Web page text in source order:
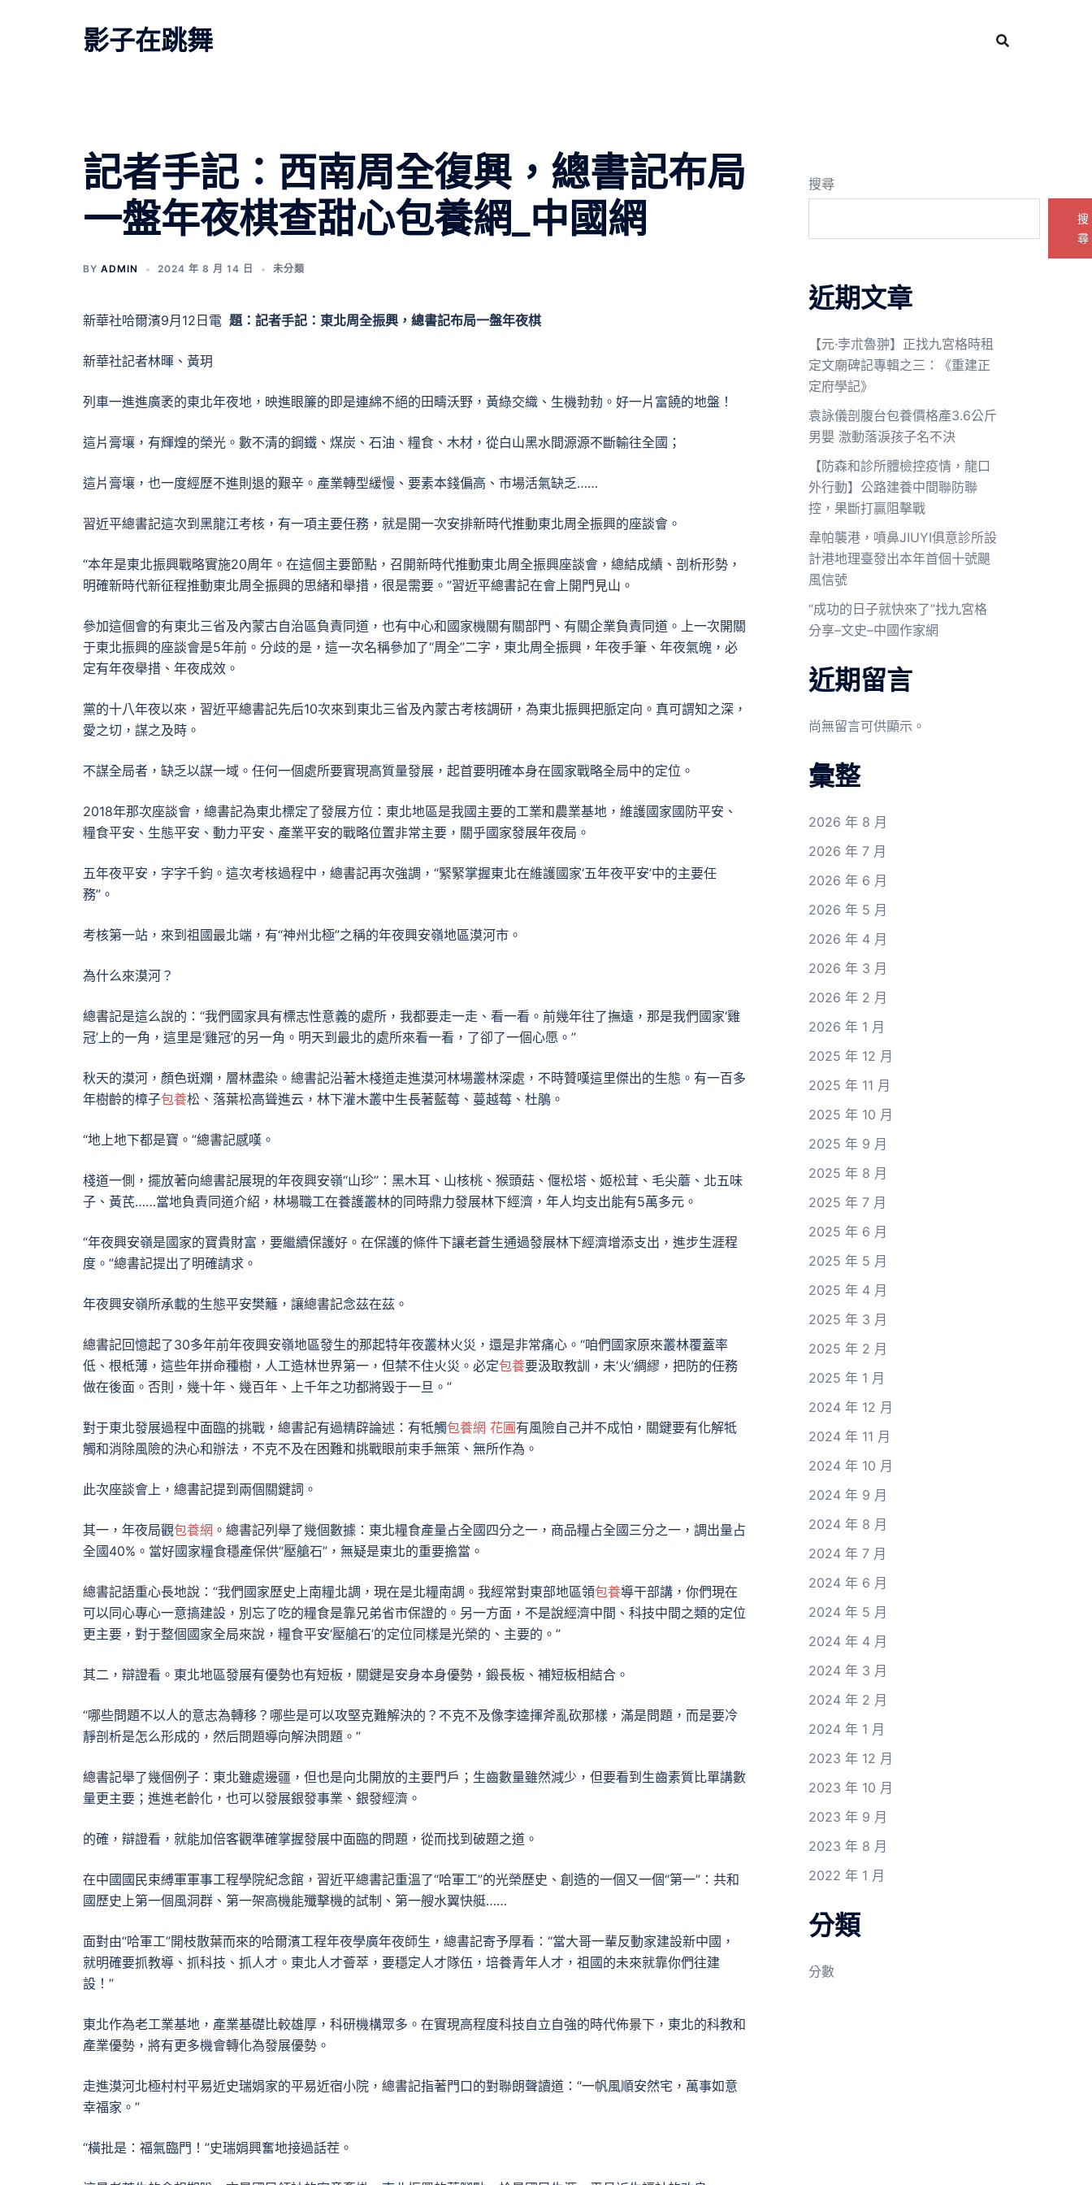
影子在跳舞
記者手記：西南周全復興，總書記布局
一盤年夜棋查甜心包養網_中國網
BY ADMIN 2024 年 8 月 14 日 未分類
新華社哈爾濱9月12日電 題：記者手記：東北周全振興，總書記布局一盤年夜棋
新華社記者林暉、黃玥
列車一進進廣袤的東北年夜地，映進眼簾的即是連綿不絕的田疇沃野，黃綠交織、生機勃勃。好一片富饒的地盤！
這片膏壤，有輝煌的榮光。數不清的鋼鐵、煤炭、石油、糧食、木材，從白山黑水間源源不斷輸往全國；
這片膏壤，也一度經歷不進則退的艱辛。產業轉型緩慢、要素本錢偏高、市場活氣缺乏……
習近平總書記這次到黑龍江考核，有一項主要任務，就是開一次安排新時代推動東北周全振興的座談會。
“本年是東北振興戰略實施20周年。在這個主要節點，召開新時代推動東北周全振興座談會，總結成績、剖析形勢，
明確新時代新征程推動東北周全振興的思緒和舉措，很是需要。”習近平總書記在會上開門見山。
參加這個會的有東北三省及內蒙古自治區負責同道，也有中心和國家機關有關部門、有關企業負責同道。上一次開關
于東北振興的座談會是5年前。分歧的是，這一次名稱參加了“周全”二字，東北周全振興，年夜手筆、年夜氣魄，必
定有年夜舉措、年夜成效。
黨的十八年夜以來，習近平總書記先后10次來到東北三省及內蒙古考核調研，為東北振興把脈定向。真可謂知之深，
愛之切，謀之及時。
不謀全局者，缺乏以謀一域。任何一個處所要實現高質量發展，起首要明確本身在國家戰略全局中的定位。
2018年那次座談會，總書記為東北標定了發展方位：東北地區是我國主要的工業和農業基地，維護國家國防平安、
糧食平安、生態平安、動力平安、產業平安的戰略位置非常主要，關乎國家發展年夜局。
五年夜平安，字字千鈞。這次考核過程中，總書記再次強調，“緊緊掌握東北在維護國家‘五年夜平安’中的主要任
務”。
考核第一站，來到祖國最北端，有“神州北極”之稱的年夜興安嶺地區漠河市。
為什么來漠河？
總書記是這么說的：“我們國家具有標志性意義的處所，我都要走一走、看一看。前幾年往了撫遠，那是我們國家‘雞
冠’上的一角，這里是‘雞冠’的另一角。明天到最北的處所來看一看，了卻了一個心愿。”
秋天的漠河，顏色斑斕，層林盡染。總書記沿著木棧道走進漠河林場叢林深處，不時贊嘆這里傑出的生態。有一百多
年樹齡的樟子包養松、落葉松高聳進云，林下灌木叢中生長著藍莓、蔓越莓、杜鵑。
“地上地下都是寶。”總書記感嘆。
棧道一側，擺放著向總書記展現的年夜興安嶺“山珍”：黑木耳、山核桃、猴頭菇、偃松塔、姬松茸、毛尖蘑、北五味
子、黃芪……當地負責同道介紹，林場職工在養護叢林的同時鼎力發展林下經濟，年人均支出能有5萬多元。
“年夜興安嶺是國家的寶貴財富，要繼續保護好。在保護的條件下讓老蒼生通過發展林下經濟增添支出，進步生涯程
度。”總書記提出了明確請求。
年夜興安嶺所承載的生態平安樊籬，讓總書記念茲在茲。
總書記回憶起了30多年前年夜興安嶺地區發生的那起特年夜叢林火災，還是非常痛心。“咱們國家原來叢林覆蓋率
低、根柢薄，這些年拼命種樹，人工造林世界第一，但禁不住火災。必定包養要汲取教訓，未‘火’綢繆，把防的任務
做在後面。否則，幾十年、幾百年、上千年之功都將毀于一旦。”
對于東北發展過程中面臨的挑戰，總書記有過精辟論述：有牴觸包養網 花圃有風險自己并不成怕，關鍵要有化解牴
觸和消除風險的決心和辦法，不克不及在困難和挑戰眼前束手無策、無所作為。
此次座談會上，總書記提到兩個關鍵詞。
其一，年夜局觀包養網 。總書記列舉了幾個數據：東北糧食產量占全國四分之一，商品糧占全國三分之一，調出量占
全國40%。當好國家糧食穩產保供“壓艙石”，無疑是東北的重要擔當。
總書記語重心長地說：“我們國家歷史上南糧北調，現在是北糧南調。我經常對東部地區領包養導干部講，你們現在
可以同心專心一意搞建設，別忘了吃的糧食是靠兄弟省市保證的。另一方面，不是說經濟中間、科技中間之類的定位
更主要，對于整個國家全局來說，糧食平安‘壓艙石’的定位同樣是光榮的、主要的。”
其二，辯證看。東北地區發展有優勢也有短板，關鍵是安身本身優勢，鍛長板、補短板相結合。
“哪些問題不以人的意志為轉移？哪些是可以攻堅克難解決的？不克不及像李逵揮斧亂砍那樣，滿是問題，而是要冷
靜剖析是怎么形成的，然后問題導向解決問題。”
總書記舉了幾個例子：東北雖處邊疆，但也是向北開放的主要門戶；生齒數量雖然減少，但要看到生齒素質比單講數
量更主要；進進老齡化，也可以發展銀發事業、銀發經濟。
的確，辯證看，就能加倍客觀準確掌握發展中面臨的問題，從而找到破題之道。
在中國國民束縛軍軍事工程學院紀念館，習近平總書記重溫了“哈軍工”的光榮歷史、創造的一個又一個“第一”：共和
國歷史上第一個風洞群、第一架高機能殲擊機的試制、第一艘水翼快艇……
面對由“哈軍工”開枝散葉而來的哈爾濱工程年夜學廣年夜師生，總書記寄予厚看：“當大哥一輩反動家建設新中國，
就明確要抓教導、抓科技、抓人才。東北人才薈萃，要穩定人才隊伍，培養青年人才，祖國的未來就靠你們往建
設！”
東北作為老工業基地，產業基礎比較雄厚，科研機構眾多。在實現高程度科技自立自強的時代佈景下，東北的科教和
產業優勢，將有更多機會轉化為發展優勢。
走進漠河北極村村平易近史瑞娟家的平易近宿小院，總書記指著門口的對聯朗聲讀道：“一帆風順安然宅，萬事如意
幸福家。”
“橫批是：福氣臨門！”史瑞娟興奮地接過話茬。
搜尋
搜
尋
近期文章
【元·孛朮魯翀】正找九宮格時租
定文廟碑記專輯之三：《重建正
定府學記》
袁詠儀剖腹台包養價格產3.6公斤
男嬰 激動落淚孩子名不決
【防森和診所體檢控疫情，龍口
外行動】公路建養中間聯防聯
控，果斷打贏阻擊戰
韋帕襲港，噴鼻JIUYI俱意診所設
計港地理臺發出本年首個十號颶
風信號
“成功的日子就快來了”找九宮格
分享–文史–中國作家網
近期留言
尚無留言可供顯示。
彙整
2026 年 8 月
2026 年 7 月
2026 年 6 月
2026 年 5 月
2026 年 4 月
2026 年 3 月
2026 年 2 月
2026 年 1 月
2025 年 12 月
2025 年 11 月
2025 年 10 月
2025 年 9 月
2025 年 8 月
2025 年 7 月
2025 年 6 月
2025 年 5 月
2025 年 4 月
2025 年 3 月
2025 年 2 月
2025 年 1 月
2024 年 12 月
2024 年 11 月
2024 年 10 月
2024 年 9 月
2024 年 8 月
2024 年 7 月
2024 年 6 月
2024 年 5 月
2024 年 4 月
2024 年 3 月
2024 年 2 月
2024 年 1 月
2023 年 12 月
2023 年 10 月
2023 年 9 月
2023 年 8 月
2022 年 1 月
分類
分數